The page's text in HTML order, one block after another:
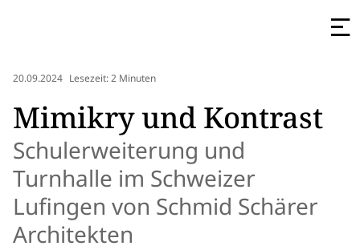
20.09.2024 Lesezeit: 2 Minuten
Mimikry und Kontrast
Schulerweiterung und
Turnhalle im Schweizer
Lufingen von Schmid Schärer
Architekten